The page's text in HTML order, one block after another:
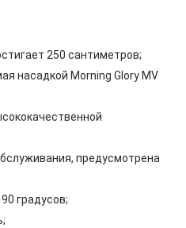
250 сантиметров;
насадкой Morning Glory MV
предусмотрена
градусов;